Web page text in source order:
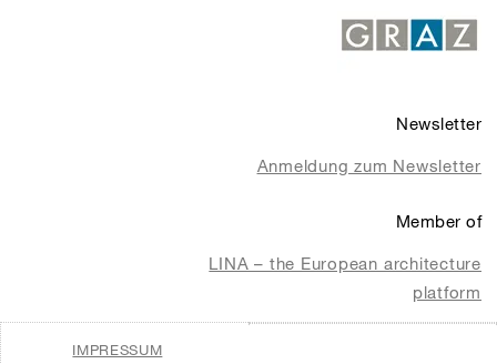
Newsletter
Anmeldung zum Newsletter
Member of
LINA – the European architecture
platform
IMPRESSUM